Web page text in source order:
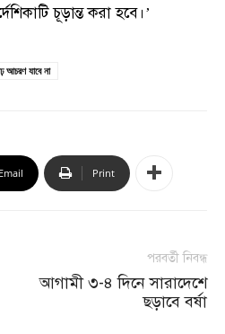
চূড়ান্ত করা হবে।’
আচরণ যাবে না
Email Print
পরবর্তী নিবন্ধ
আগামী ৩-৪ দিনে সারাদেশে
ছড়াবে বর্ষা